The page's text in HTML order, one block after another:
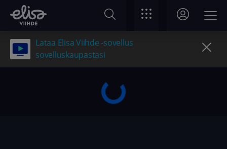
Lataa Elisa Viihde -sovellus
sovelluskaupastasi